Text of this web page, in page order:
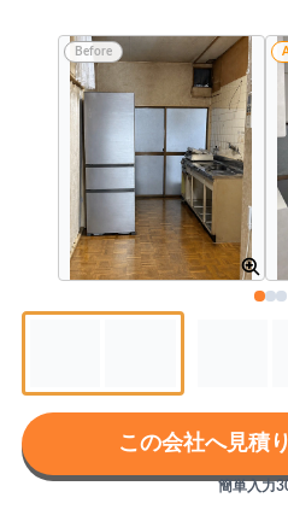
Before
この会社へ見積
簡単入力